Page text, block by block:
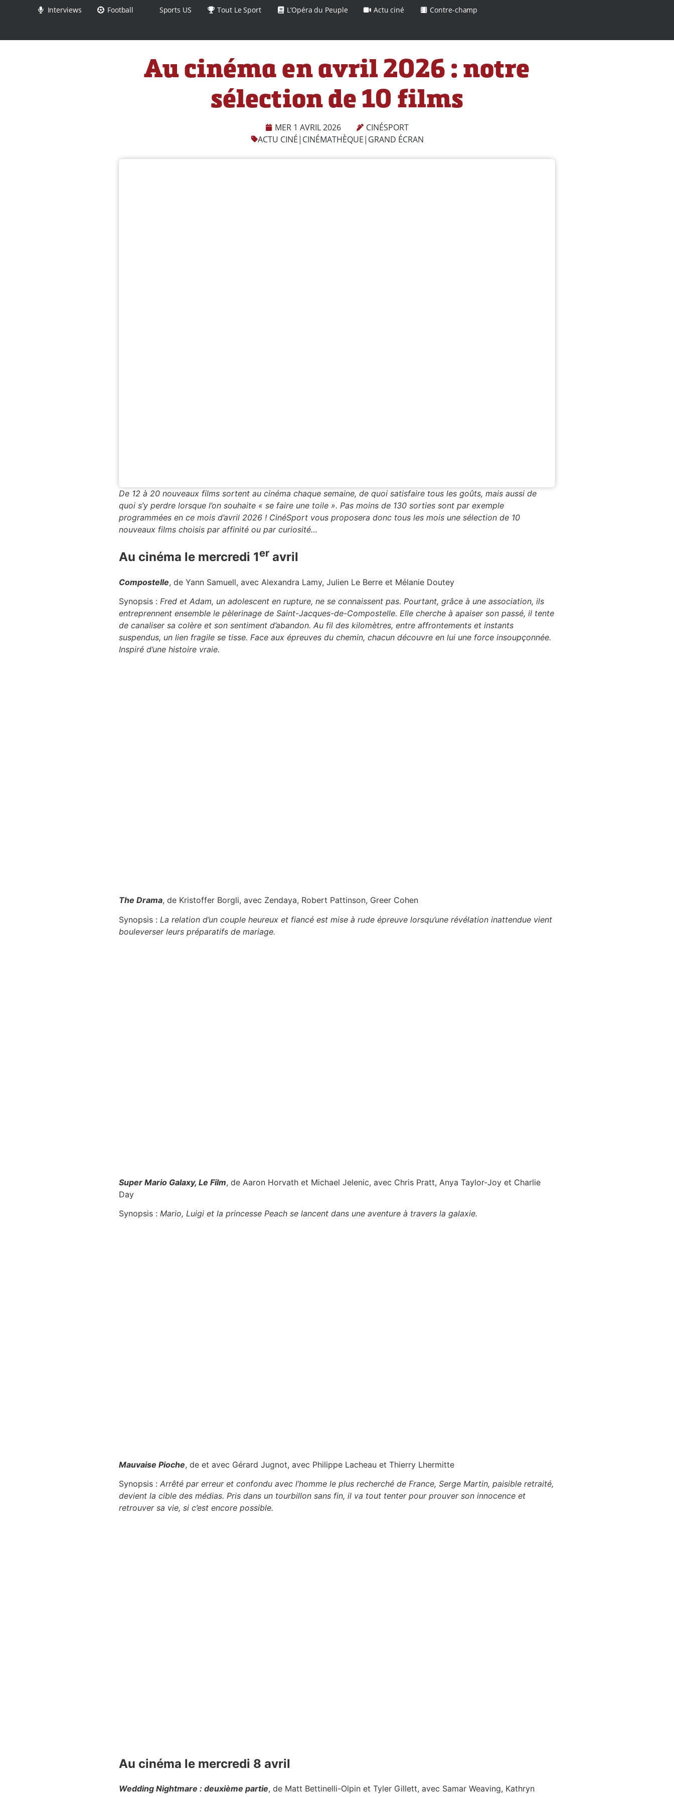
Interviews Football Sports US Tout Le Sport L’Opéra du Peuple Actu ciné Contre-champ
Au cinéma en avril 2026 : notre
sélection de 10 films
MER 1 AVRIL 2026
CINÉSPORT
ACTU CINÉ| CINÉMATHÈQUE| GRAND ÉCRAN
De 12 à 20 nouveaux films sortent au cinéma chaque semaine, de quoi satisfaire tous les goûts, mais aussi de
quoi s’y perdre lorsque l’on souhaite « se faire une toile ». Pas moins de 130 sorties sont par exemple
programmées en ce mois d’avril 2026 ! CinéSport vous proposera donc tous les mois une sélection de 10
nouveaux films choisis par affinité ou par curiosité…
Au cinéma le mercredi 1er avril
Compostelle, de Yann Samuell, avec Alexandra Lamy, Julien Le Berre et Mélanie Doutey
Synopsis : Fred et Adam, un adolescent en rupture, ne se connaissent pas. Pourtant, grâce à une association, ils
entreprennent ensemble le pèlerinage de Saint-Jacques-de-Compostelle. Elle cherche à apaiser son passé, il tente
de canaliser sa colère et son sentiment d’abandon. Au fil des kilomètres, entre affrontements et instants
suspendus, un lien fragile se tisse. Face aux épreuves du chemin, chacun découvre en lui une force insoupçonnée.
Inspiré d’une histoire vraie.
The Drama, de Kristoffer Borgli, avec Zendaya, Robert Pattinson, Greer Cohen
Synopsis : La relation d’un couple heureux et fiancé est mise à rude épreuve lorsqu’une révélation inattendue vient
bouleverser leurs préparatifs de mariage.
Super Mario Galaxy, Le Film, de Aaron Horvath et Michael Jelenic, avec Chris Pratt, Anya Taylor-Joy et Charlie
Day
Synopsis : Mario, Luigi et la princesse Peach se lancent dans une aventure à travers la galaxie.
Mauvaise Pioche, de et avec Gérard Jugnot, avec Philippe Lacheau et Thierry Lhermitte
Synopsis : Arrêté par erreur et confondu avec l’homme le plus recherché de France, Serge Martin, paisible retraité,
devient la cible des médias. Pris dans un tourbillon sans fin, il va tout tenter pour prouver son innocence et
retrouver sa vie, si c’est encore possible.
Au cinéma le mercredi 8 avril
Wedding Nightmare : deuxième partie, de Matt Bettinelli-Olpin et Tyler Gillett, avec Samar Weaving, Kathryn